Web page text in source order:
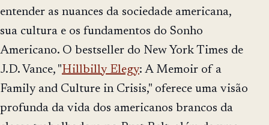
entender as nuances da sociedade americana,
sua cultura e os fundamentos do Sonho
Americano. O bestseller do New York Times de
J.D. Vance, "Hillbilly Elegy: A Memoir of a
Family and Culture in Crisis," oferece uma visão
profunda da vida dos americanos brancos da